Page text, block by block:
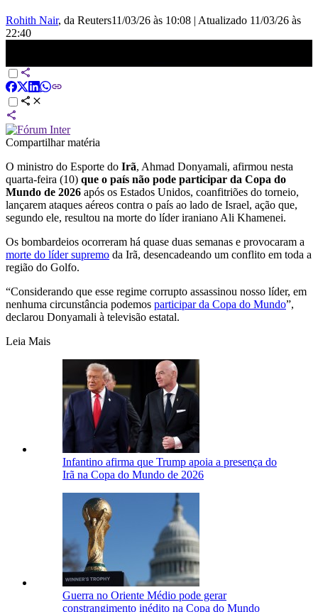
Rohith Nair, da Reuters11/03/26 às 10:08 | Atualizado 11/03/26 às
22:40
Compartilhar matéria
O ministro do Esporte do Irã, Ahmad Donyamali, afirmou nesta
quarta-feira (10) que o país não pode participar da Copa do
Mundo de 2026 após os Estados Unidos, coanfitriões do torneio,
lançarem ataques aéreos contra o país ao lado de Israel, ação que,
segundo ele, resultou na morte do líder iraniano Ali Khamenei.
Os bombardeios ocorreram há quase duas semanas e provocaram a
morte do líder supremo da Irã, desencadeando um conflito em toda a
região do Golfo.
“Considerando que esse regime corrupto assassinou nosso líder, em
nenhuma circunstância podemos participar da Copa do Mundo”,
declarou Donyamali à televisão estatal.
Leia Mais
Infantino afirma que Trump apoia a presença do
Irã na Copa do Mundo de 2026
Guerra no Oriente Médio pode gerar
constrangimento inédito na Copa do Mundo